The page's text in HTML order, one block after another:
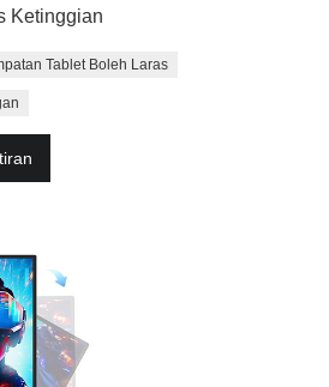
Ketinggian
Tablet Boleh Laras